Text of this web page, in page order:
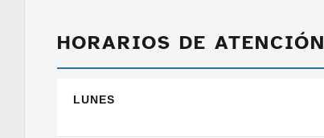
HORARIOS DE ATENCIÓN
LUNES